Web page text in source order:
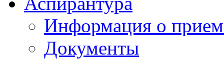
Информация о
Документы